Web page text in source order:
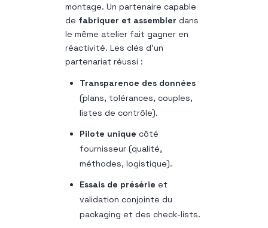
montage. Un partenaire capable
de fabriquer et assembler dans
le même atelier fait gagner en
réactivité. Les clés d’un
partenariat réussi :
Transparence des données
(plans, tolérances, couples,
listes de contrôle).
Pilote unique côté
fournisseur (qualité,
méthodes, logistique).
Essais de présérie et
validation conjointe du
packaging et des check-lists.